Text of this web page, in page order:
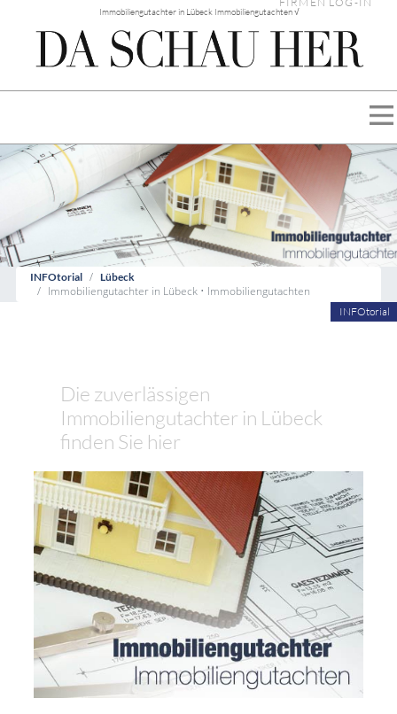
Immobiliengutachter in Lübeck Immobiliengutachten √
INFOtorial Lübeck
Immobiliengutachter in Lübeck • Immobiliengutachten
INFOtorial
Die zuverlässigen
Immobiliengutachter in Lübeck
finden Sie hier